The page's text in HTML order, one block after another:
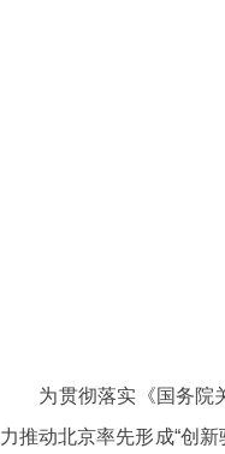
为贯彻落实《国务院关
力推动北京率先形成“创